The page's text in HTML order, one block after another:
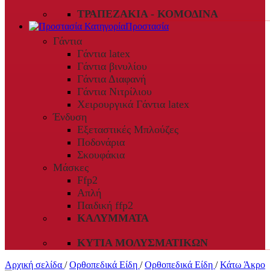
ΤΡΑΠΕΖΆΚΙΑ - ΚΟΜΟΔΊΝΑ
Προστασία
Γάντια
Γάντια latex
Γάντια βινυλίου
Γάντια Διαφανή
Γάντια Νιτρίλιου
Χειρουργικά Γάντια latex
Ένδυση
Εξεταστικές Μπλούζες
Ποδονάρια
Σκουφάκια
Μάσκες
Ffp2
Απλή
Παιδική ffp2
ΚΑΛΎΜΜΑΤΑ
ΚΥΤΊΑ ΜΟΛΥΣΜΑΤΙΚΏΝ
Αρχική σελίδα / Ορθοπεδικά Είδη / Ορθοπεδικά Είδη / Κάτω Άκρο